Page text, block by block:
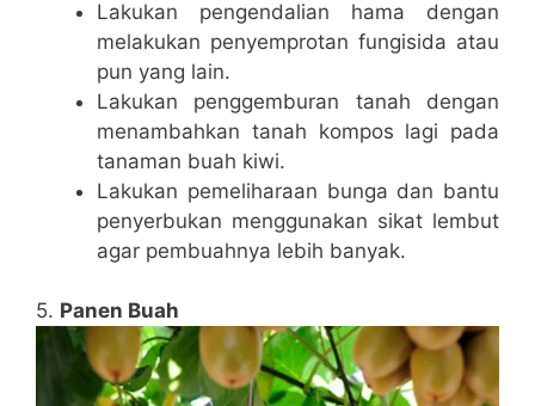
Lakukan pengendalian hama dengan
melakukan penyemprotan fungisida atau
pun yang lain.
Lakukan penggemburan tanah dengan
menambahkan tanah kompos lagi pada
tanaman buah kiwi.
Lakukan pemeliharaan bunga dan bantu
penyerbukan menggunakan sikat lembut
agar pembuahnya lebih banyak.
5. Panen Buah